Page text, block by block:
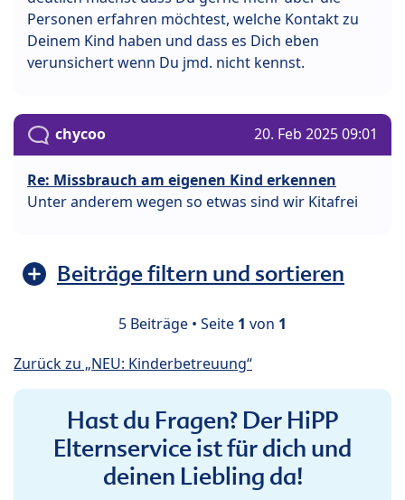
Personen erfahren möchtest, welche Kontakt zu
Deinem Kind haben und dass es Dich eben
verunsichert wenn Du jmd. nicht kennst.
chycoo 20. Feb 2025 09:01
Re: Missbrauch am eigenen Kind erkennen
Unter anderem wegen so etwas sind wir Kitafrei
Beiträge filtern und sortieren
5 Beiträge • Seite 1 von 1
Zurück zu „NEU: Kinderbetreuung“
Hast du Fragen? Der HiPP
Elternservice ist für dich und
deinen Liebling da!